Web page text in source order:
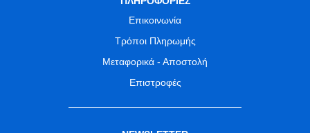
Επικοινωνία
Τρόποι Πληρωμής
Μεταφορικά - Αποστολή
Επιστροφές